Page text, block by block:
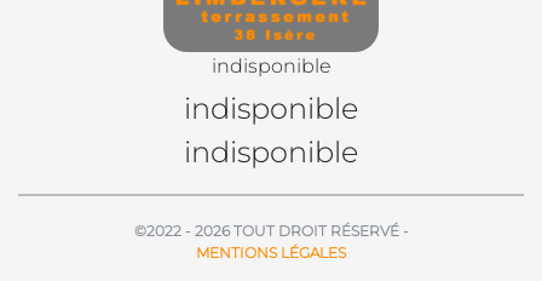
indisponible
indisponible
indisponible
©2022 - 2026 TOUT DROIT RÉSERVÉ -
MENTIONS LÉGALES